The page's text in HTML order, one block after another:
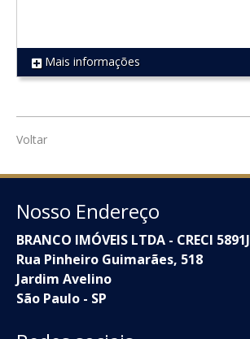
REF 1856
Mais informações
Voltar
Nosso Endereço
BRANCO IMÓVEIS LTDA - CRECI 5891J
Rua Pinheiro Guimarães, 518
Jardim Avelino
São Paulo - SP